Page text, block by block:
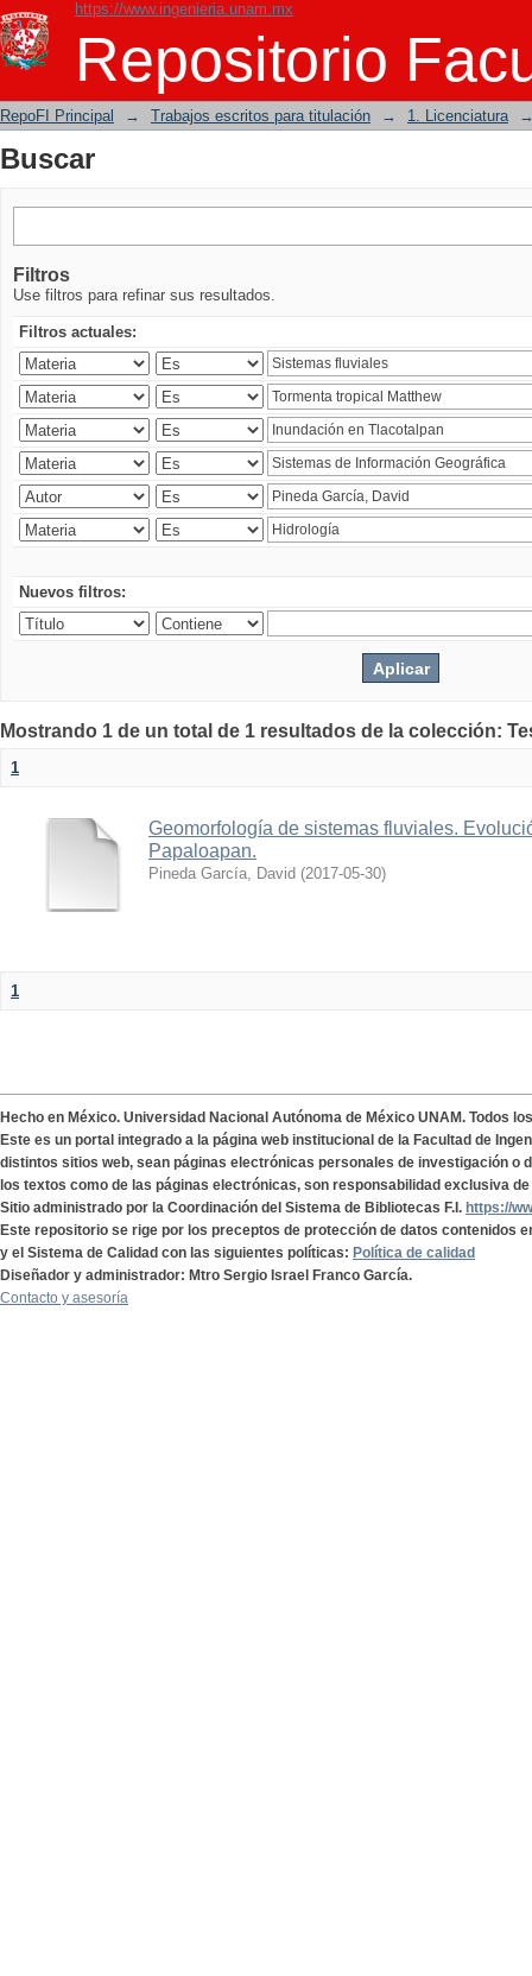
https://www.ingenieria.unam.mx
Repositorio
Buscar
RepoFI Principal → Trabajos escritos para titulación → 1. Licenciatura
Buscar
Filtros
Use filtros para refinar sus resultados.
Filtros actuales:
Nuevos filtros:
Mostrando 1 de un total de 1 resultados de la colección:
1
Geomorfología de sistemas fluviales.
Papaloapan.
Pineda García, David (2017-05-30)
1
Hecho en México. Universidad Nacional Autónoma de México UNAM. Todos
Este es un portal integrado a la página web institucional de la Facultad de
distintos sitios web, sean páginas electrónicas personales de investigación o
los textos como de las páginas electrónicas, son responsabilidad exclusiva
Sitio administrado por la Coordinación del Sistema de Bibliotecas F.I. https://
Este repositorio se rige por los preceptos de protección de datos contenidos
y el Sistema de Calidad con las siguientes políticas: Política de calidad
Diseñador y administrador: Mtro Sergio Israel Franco García.
Contacto y asesoría